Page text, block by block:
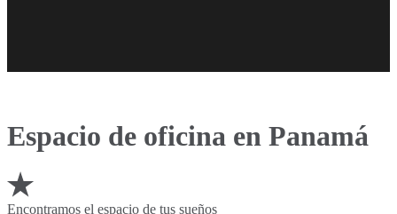
Espacio de oficina en Panamá
Encontramos el espacio de tus sueños